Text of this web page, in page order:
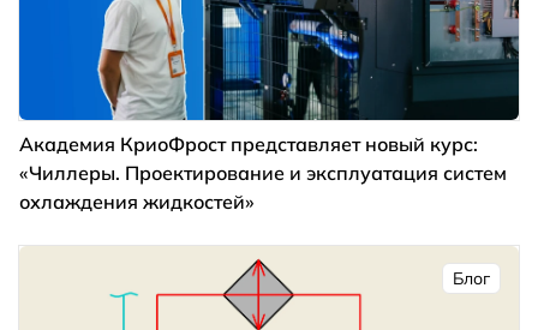
Академия КриоФрост представляет новый курс:
«Чиллеры. Проектирование и эксплуатация систем
охлаждения жидкостей»
Блог